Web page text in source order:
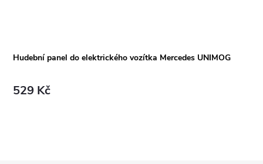
Hudební panel do elektrického vozítka Mercedes UNIMOG
529 Kč